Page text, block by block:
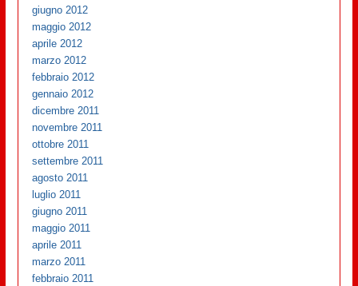
giugno 2012
maggio 2012
aprile 2012
marzo 2012
febbraio 2012
gennaio 2012
dicembre 2011
novembre 2011
ottobre 2011
settembre 2011
agosto 2011
luglio 2011
giugno 2011
maggio 2011
aprile 2011
marzo 2011
febbraio 2011